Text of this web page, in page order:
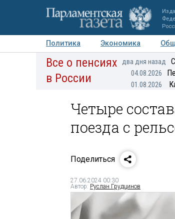
Политика Экономика
Авторы Персоны Мнения
Все о пенсиях
в России
два дня назад
04.08.2026
01.08.2026
Четыре
поезда с
Поделиться
27.06.2024 00:30
Автор: Руслан Грудцинов